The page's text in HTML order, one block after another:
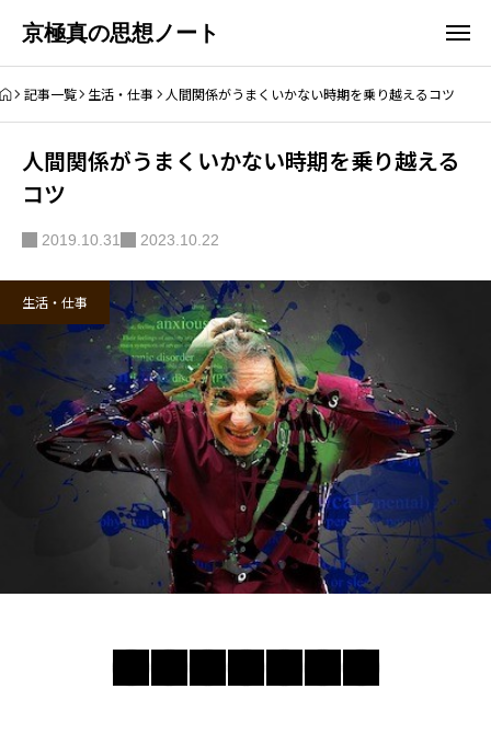
京極真の思想ノート
記事一覧 生活・仕事 人間関係がうまくいかない時期を乗り越えるコツ
人間関係がうまくいかない時期を乗り越える
コツ
2019.10.31 2023.10.22
生活・仕事